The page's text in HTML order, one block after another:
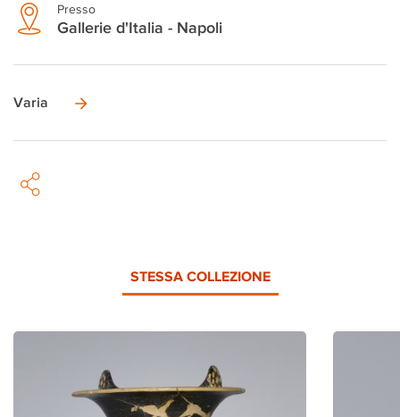
Presso
Gallerie d'Italia - Napoli
Varia
STESSA COLLEZIONE